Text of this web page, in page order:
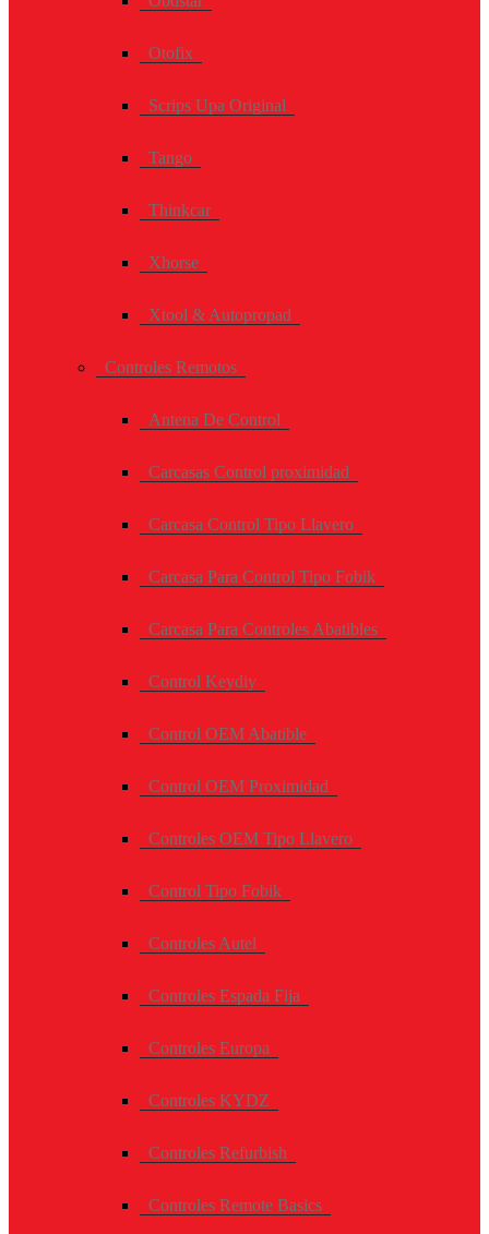
Otofix
Scrips Upa Original
Tango
Thinkcar
Xhorse
Xtool & Autopropad
Controles Remotos
Antena De Control
Carcasas Control proximidad
Carcasa Control Tipo Llavero
Carcasa Para Control Tipo Fobik
Carcasa Para Controles Abatibles
Control Keydiy
Control OEM Abatible
Control OEM Proximidad
Controles OEM Tipo Llavero
Control Tipo Fobik
Controles Autel
Controles Espada Fija
Controles Europa
Controles KYDZ
Controles Refurbish
Controles Remote Basics